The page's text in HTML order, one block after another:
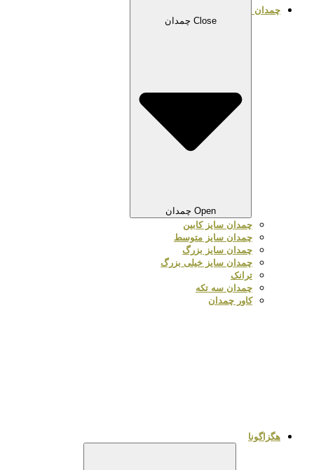
چمدان
Close چمدان
Open چمدان
چمدان سایز کابین
چمدان سایز متوسط
چمدان سایز بزرگ
چمدان سایز خیلی بزرگ
ترانک
چمدان سه تکه
کاور چمدان
هگزاگونا